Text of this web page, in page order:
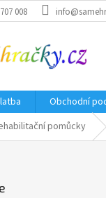
008
Obchodní
pomůcky